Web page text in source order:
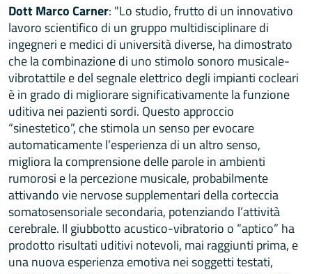
Dott Marco Carner: "Lo studio, frutto di un innovativo
lavoro scientifico di un gruppo multidisciplinare di
ingegneri e medici di università diverse, ha dimostrato
che la combinazione di uno stimolo sonoro musicale-
vibrotattile e del segnale elettrico degli impianti cocleari
è in grado di migliorare significativamente la funzione
uditiva nei pazienti sordi. Questo approccio
“sinestetico”, che stimola un senso per evocare
automaticamente l’esperienza di un altro senso,
migliora la comprensione delle parole in ambienti
rumorosi e la percezione musicale, probabilmente
attivando vie nervose supplementari della corteccia
somatosensoriale secondaria, potenziando l’attività
cerebrale. Il giubbotto acustico-vibratorio o “aptico” ha
prodotto risultati uditivi notevoli, mai raggiunti prima, e
una nuova esperienza emotiva nei soggetti testati,